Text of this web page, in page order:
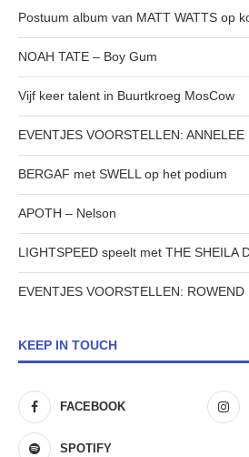
Postuum album van MATT WATTS op
NOAH TATE – Boy Gum
Vijf keer talent in Buurtkroeg MosCow
EVENTJES VOORSTELLEN: ANNELEE
BERGAF met SWELL op het podium
APOTH – Nelson
LIGHTSPEED speelt met THE SHEILA
EVENTJES VOORSTELLEN: ROWEND
KEEP IN TOUCH
FACEBOOK
SPOTIFY